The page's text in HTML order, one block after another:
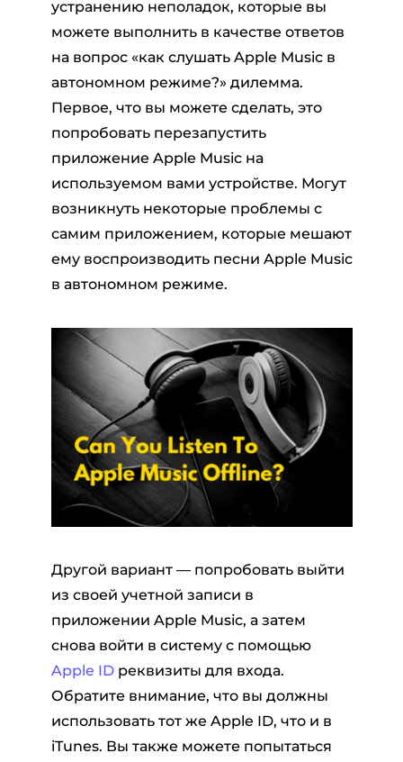
устранению неполадок, которые вы
можете выполнить в качестве ответов
на вопрос «как слушать Apple Music в
автономном режиме?» дилемма.
Первое, что вы можете сделать, это
попробовать перезапустить
приложение Apple Music на
используемом вами устройстве. Могут
возникнуть некоторые проблемы с
самим приложением, которые мешают
ему воспроизводить песни Apple Music
в автономном режиме.
Другой вариант — попробовать выйти
из своей учетной записи в
приложении Apple Music, а затем
снова войти в систему с помощью
Apple ID реквизиты для входа.
Обратите внимание, что вы должны
использовать тот же Apple ID, что и в
iTunes. Вы также можете попытаться